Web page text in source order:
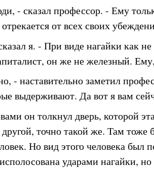
- сказал профессор. - Ему
от всех своих
я. - При виде нагайки как не
он же не железный.
- наставительно заметил
выдерживают. Да вот я вам
он толкнул дверь, которой
точно такой же. Там тоже
Но вид этого человека был
ударами нагайки, но